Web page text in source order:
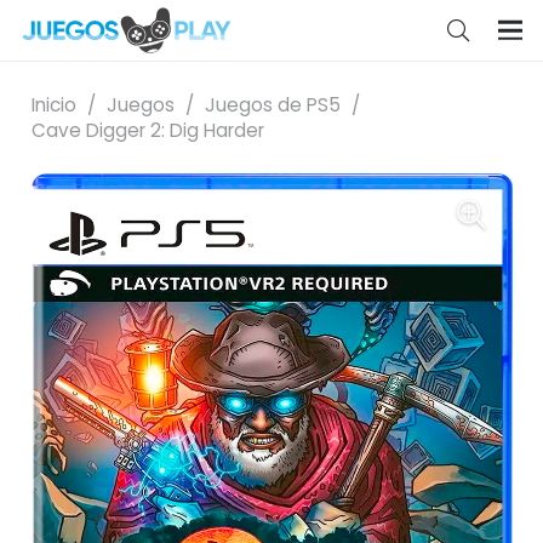
Inicio / Juegos / Juegos de PS5 /
Cave Digger 2: Dig Harder